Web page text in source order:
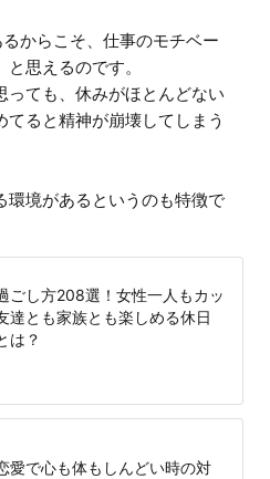
からこそ、仕事のモチベー
思えるのです。
っても、休みがほとんどない
ると精神が崩壊してしまう
環境があるというのも特徴で
ごし方208選！女性一人もカッ
達とも家族とも楽しめる休日
は？
愛で心も体もしんどい時の対